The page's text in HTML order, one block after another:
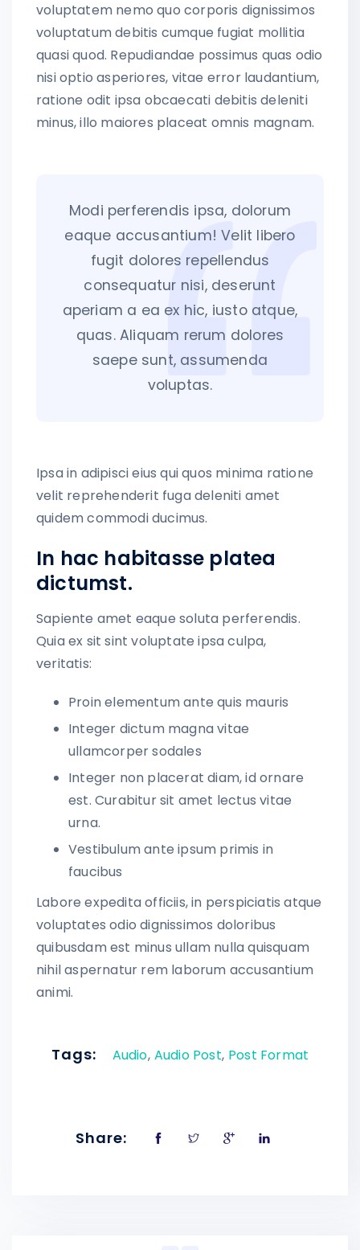
voluptatem nemo quo corporis dignissimos
voluptatum debitis cumque fugiat mollitia
quasi quod. Repudiandae possimus quas odio
nisi optio asperiores, vitae error laudantium,
ratione odit ipsa obcaecati debitis deleniti
minus, illo maiores placeat omnis magnam.
Modi perferendis ipsa, dolorum
eaque accusantium! Velit libero
fugit dolores repellendus
consequatur nisi, deserunt
aperiam a ea ex hic, iusto atque,
quas. Aliquam rerum dolores
saepe sunt, assumenda
voluptas.
Ipsa in adipisci eius qui quos minima ratione
velit reprehenderit fuga deleniti amet
quidem commodi ducimus.
In hac habitasse platea
dictumst.
Sapiente amet eaque soluta perferendis.
Quia ex sit sint voluptate ipsa culpa,
veritatis:
Proin elementum ante quis mauris
Integer dictum magna vitae
ullamcorper sodales
Integer non placerat diam, id ornare
est. Curabitur sit amet lectus vitae
urna.
Vestibulum ante ipsum primis in
faucibus
Labore expedita officiis, in perspiciatis atque
voluptates odio dignissimos doloribus
quibusdam est minus ullam nulla quisquam
nihil aspernatur rem laborum accusantium
animi.
Tags: Audio, Audio Post, Post Format
Share: